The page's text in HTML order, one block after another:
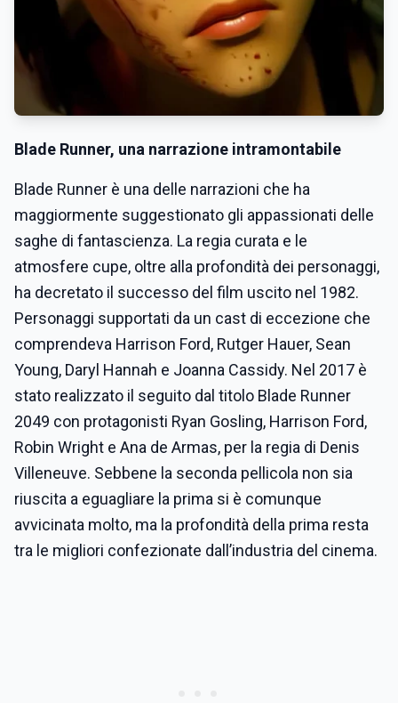
Blade Runner, una narrazione intramontabile
Blade Runner è una delle narrazioni che ha
maggiormente suggestionato gli appassionati delle
saghe di fantascienza. La regia curata e le
atmosfere cupe, oltre alla profondità dei personaggi,
ha decretato il successo del film uscito nel 1982.
Personaggi supportati da un cast di eccezione che
comprendeva Harrison Ford, Rutger Hauer, Sean
Young, Daryl Hannah e Joanna Cassidy. Nel 2017 è
stato realizzato il seguito dal titolo Blade Runner
2049 con protagonisti Ryan Gosling, Harrison Ford,
Robin Wright e Ana de Armas, per la regia di Denis
Villeneuve. Sebbene la seconda pellicola non sia
riuscita a eguagliare la prima si è comunque
avvicinata molto, ma la profondità della prima resta
tra le migliori confezionate dall’industria del cinema.